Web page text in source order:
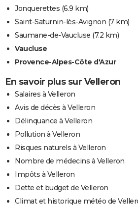
Jonquerettes (6.9 km)
Saint-Saturnin-lès-Avignon (7 km)
Saumane-de-Vaucluse (7.2 km)
Vaucluse
Provence-Alpes-Côte d'Azur
En savoir plus sur Velleron
Salaires à Velleron
Avis de décès à Velleron
Délinquance à Velleron
Pollution à Velleron
Risques naturels à Velleron
Nombre de médecins à Velleron
Impôts à Velleron
Dette et budget de Velleron
Climat et historique météo de